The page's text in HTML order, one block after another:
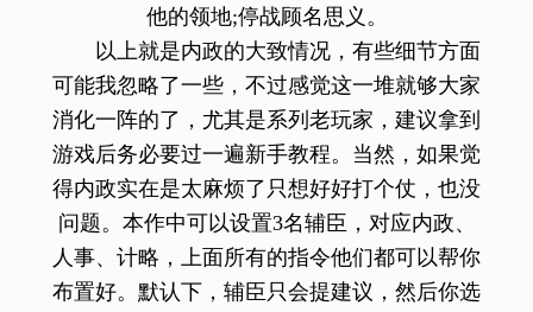
他的领地;停战顾名思义。
以上就是内政的大致情况，有些细节方面
可能我忽略了一些，不过感觉这一堆就够大家
消化一阵的了，尤其是系列老玩家，建议拿到
游戏后务必要过一遍新手教程。当然，如果觉
得内政实在是太麻烦了只想好好打个仗，也没
问题。本作中可以设置3名辅臣，对应内政、
人事、计略，上面所有的指令他们都可以帮你
布置好。默认下，辅臣只会提建议，然后你选